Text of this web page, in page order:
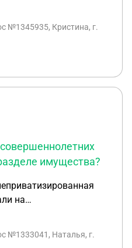
прожили в доме
на имущество при
ситуации?можно ли
если отца нет
№1345935, Кристина, г.
имущества?
на
время) детей в равных
учитываться доли,
№1333041, Наталья, г.